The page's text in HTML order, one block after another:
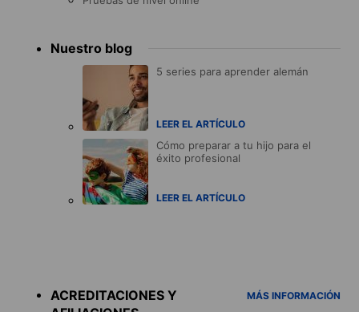
Nuestro blog
5 series para aprender alemán
LEER EL ARTÍCULO
Cómo preparar a tu hijo para el
éxito profesional
LEER EL ARTÍCULO
ACREDITACIONES Y
MÁS INFORMACIÓN